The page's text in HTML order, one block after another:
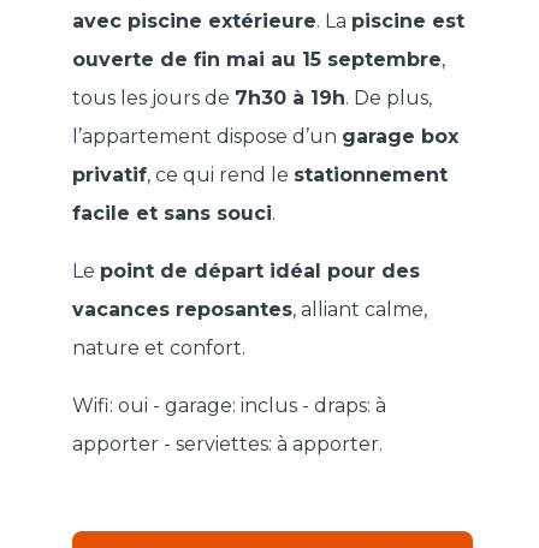
avec piscine extérieure. La piscine est
ouverte de fin mai au 15 septembre,
tous les jours de 7h30 à 19h. De plus,
l’appartement dispose d’un garage box
privatif, ce qui rend le stationnement
facile et sans souci.
Le point de départ idéal pour des
vacances reposantes, alliant calme,
nature et confort.
Wifi: oui - garage: inclus - draps: à
apporter - serviettes: à apporter.